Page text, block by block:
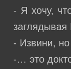
- Я хочу,
заглядывая
- Извини,
-… это